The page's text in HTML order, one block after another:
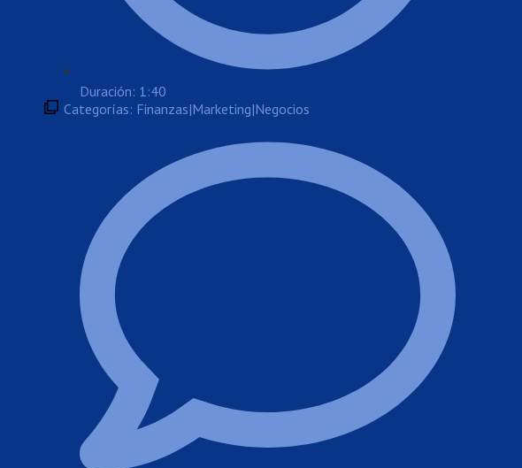
Duración: 1:40
Categorías: Finanzas|Marketing|Negocios